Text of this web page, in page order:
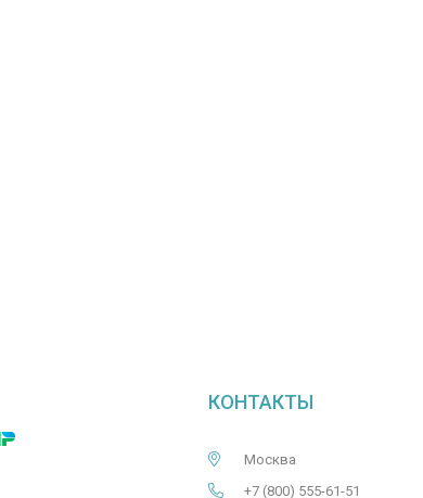
КОНТАКТЫ
Москва
+7 (800) 555-61-51